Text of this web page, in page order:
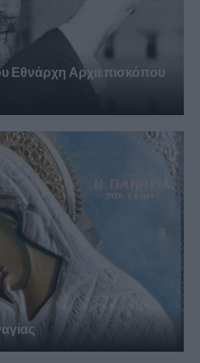
Εθνάρχη Αρχιεπισκόπου